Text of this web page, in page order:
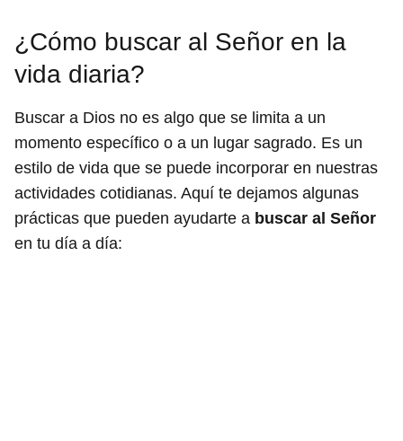
¿Cómo buscar al Señor en la
vida diaria?
Buscar a Dios no es algo que se limita a un
momento específico o a un lugar sagrado. Es un
estilo de vida que se puede incorporar en nuestras
actividades cotidianas. Aquí te dejamos algunas
prácticas que pueden ayudarte a buscar al Señor
en tu día a día: